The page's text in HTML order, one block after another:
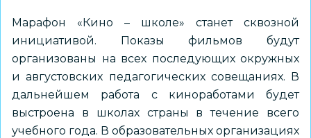
Марафон «Кино – школе» станет сквозной
инициативой. Показы фильмов будут
организованы на всех последующих окружных
и августовских педагогических совещаниях. В
дальнейшем работа с киноработами будет
выстроена в школах страны в течение всего
учебного года. В образовательных организациях